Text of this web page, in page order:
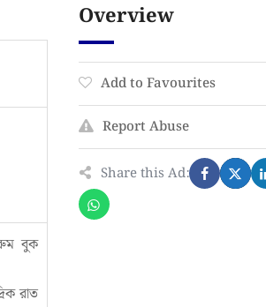
বুক
রাত
Overview
Add to Favourites
Report Abuse
Share this Ad: